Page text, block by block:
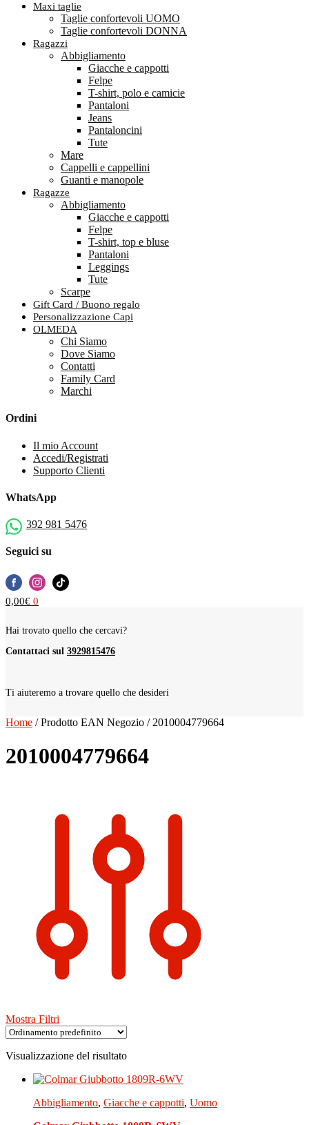
Maxi taglie
Taglie confortevoli UOMO
Taglie confortevoli DONNA
Ragazzi
Abbigliamento
Giacche e cappotti
Felpe
T-shirt, polo e camicie
Pantaloni
Jeans
Pantaloncini
Tute
Mare
Cappelli e cappellini
Guanti e manopole
Ragazze
Abbigliamento
Giacche e cappotti
Felpe
T-shirt, top e bluse
Pantaloni
Leggings
Tute
Scarpe
Gift Card / Buono regalo
Personalizzazione Capi
OLMEDA
Chi Siamo
Dove Siamo
Contatti
Family Card
Marchi
Ordini
Il mio Account
Accedi/Registrati
Supporto Clienti
WhatsApp
392 981 5476
Seguici su
0,00€ 0
Hai trovato quello che cercavi?
Contattaci sul 3929815476
Ti aiuteremo a trovare quello che desideri
Home /Prodotto EAN Negozio / 2010004779664
2010004779664
Mostra Filtri
Visualizzazione del risultato
Abbigliamento, Giacche e cappotti, Uomo